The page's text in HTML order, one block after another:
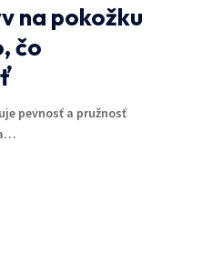
na pokožku
čo
pevnosť a pružnosť